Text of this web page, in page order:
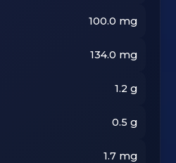
100.0 mg
134.0 mg
1.2 g
0.5 g
1.7mg